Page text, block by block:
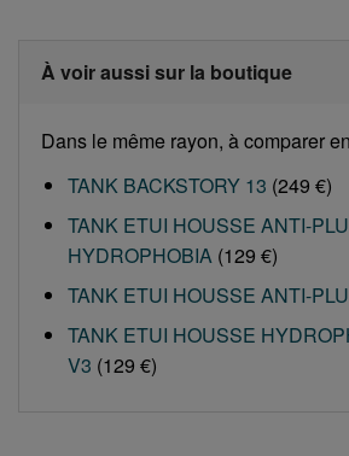
À voir aussi sur la boutique
Dans le même rayon, à comparer
TANK BACKSTORY 13 (249 €)
TANK ETUI HOUSSE ANTI-
HYDROPHOBIA (129 €)
TANK ETUI HOUSSE ANTI-
TANK ETUI HOUSSE
V3 (129 €)